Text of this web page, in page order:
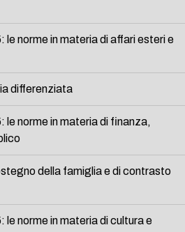
le norme in materia di affari esteri e
differenziata
le norme in materia di finanza,
della famiglia e di contrasto
le norme in materia di cultura e